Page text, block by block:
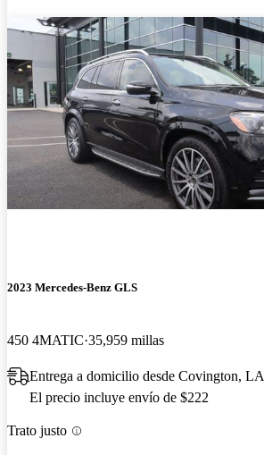
2023 Mercedes-Benz GLS
450 4MATIC 35,959 millas
Entrega a domicilio desde Covington, LA
El precio incluye envío de $222
Trato justo